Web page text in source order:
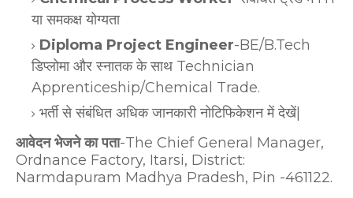
या समकक्ष योग्यता
Diploma Project Engineer-BE/B.Tech
डिप्लोमा और स्नातक के साथ Technician
Apprenticeship/Chemical Trade.
भर्ती से संबंधित अधिक जानकारी नोटिफिकेशन में देखें|
आवेदन भेजने का पता-The Chief General Manager,
Ordnance Factory, Itarsi, District:
Narmdapuram Madhya Pradesh, Pin -461122.